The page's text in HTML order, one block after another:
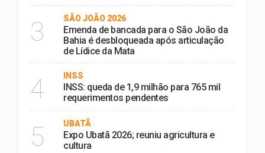
3 SÃO JOÃO 2026
Emenda de bancada para o São João da
Bahia é desbloqueada após articulação
de Lídice da Mata
4 INSS
INSS: queda de 1,9 milhão para 765 mil
requerimentos pendentes
5 UBATÃ
Expo Ubatã 2026; reuniu agricultura e
cultura